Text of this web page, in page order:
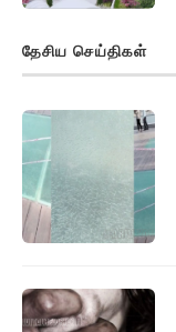
தேசிய செய்திகள்